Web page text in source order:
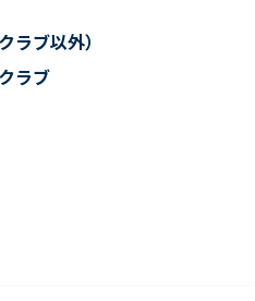
ラブ以外）
ラブ